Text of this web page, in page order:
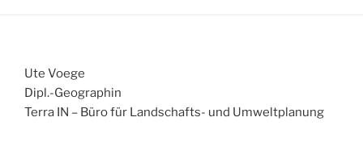
Ute Voege
Dipl.-Geographin
Terra IN – Büro für Landschafts- und Umweltplanung